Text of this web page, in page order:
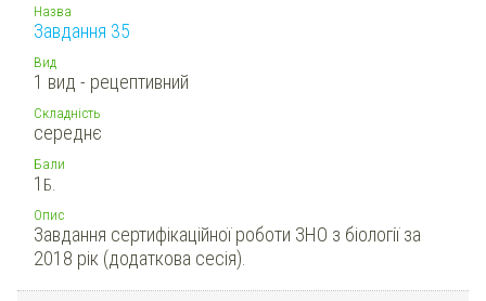
Назва
Завдання 35
Вид
1 вид - рецептивний
Складність
середнє
Бали
1 Б.
Опис
Завдання сертифікаційної роботи ЗНО з біології за
2018 рік (додаткова сесія).